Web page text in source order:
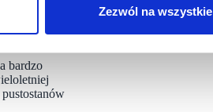
Zezwól na wszystkie
metrach
bardzo